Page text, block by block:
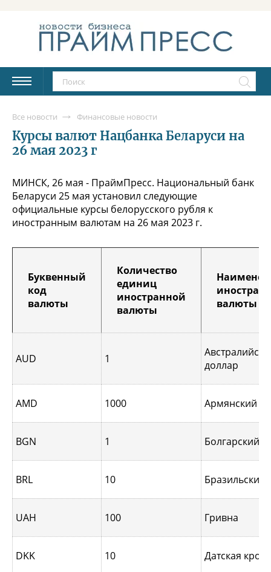
Все новости Финансовые новости
Курсы валют Нацбанка Беларуси на
26 мая 2023 г
МИНСК, 26 мая - ПраймПресс. Национальный банк
Беларуси 25 мая установил следующие
официальные курсы белорусского рубля к
иностранным валютам на 26 мая 2023 г.
Буквенный
код
валюты
Количество
единиц
иностранной
валюты
валюты
AUD 1
доллар
AMD 1000 Армянский
BGN 1 Болгарский
BRL 10 Бразильский
UAH 100 Гривна
DKK 10 Датская